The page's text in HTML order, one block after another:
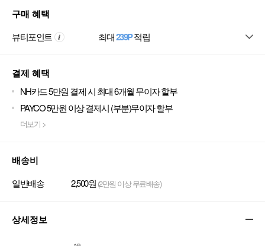
구매 혜택
뷰티포인트 최대239P적립
결제 혜택
NH카드 5만원 결제 시 최대 6개월 무이자 할부
PAYCO 5만원 이상 결제시 (부분)무이자 할부
더보기 >
배송비
일반배송 2,500원 (2만원 이상 무료배송)
상세정보